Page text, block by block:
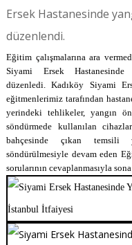
Ersek Hastanesinde
düzenlendi.
Eğitim çalışmalarına ara
Siyami Ersek Hastanesinde
düzenledi. Kadıköy Siyami
eğitmenlerimiz tarafından
yerindeki tehlikeler, yangın
söndürmede kullanılan
bahçesinde çıkan temsili
söndürülmesiyle devam eden
sorularının cevaplanmasıyla